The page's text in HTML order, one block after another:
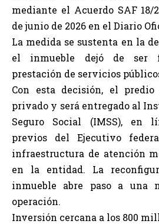
mediante el Acuerdo SAF 18/
de junio de 2026 en el Diario
La medida se sustenta en la
el inmueble dejó de ser
prestación de servicios
Con esta decisión, el
privado y será entregado al
Seguro Social (IMSS), en
previos del Ejecutivo
infraestructura de atención
en la entidad. La
inmueble abre paso a una
operación.
Inversión cercana a los 800